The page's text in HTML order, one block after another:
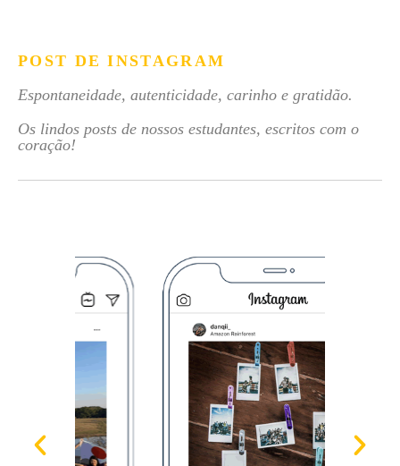
POST DE INSTAGRAM
Espontaneidade, autenticidade, carinho e gratidão.
Os lindos posts de nossos estudantes, escritos com o
coração!